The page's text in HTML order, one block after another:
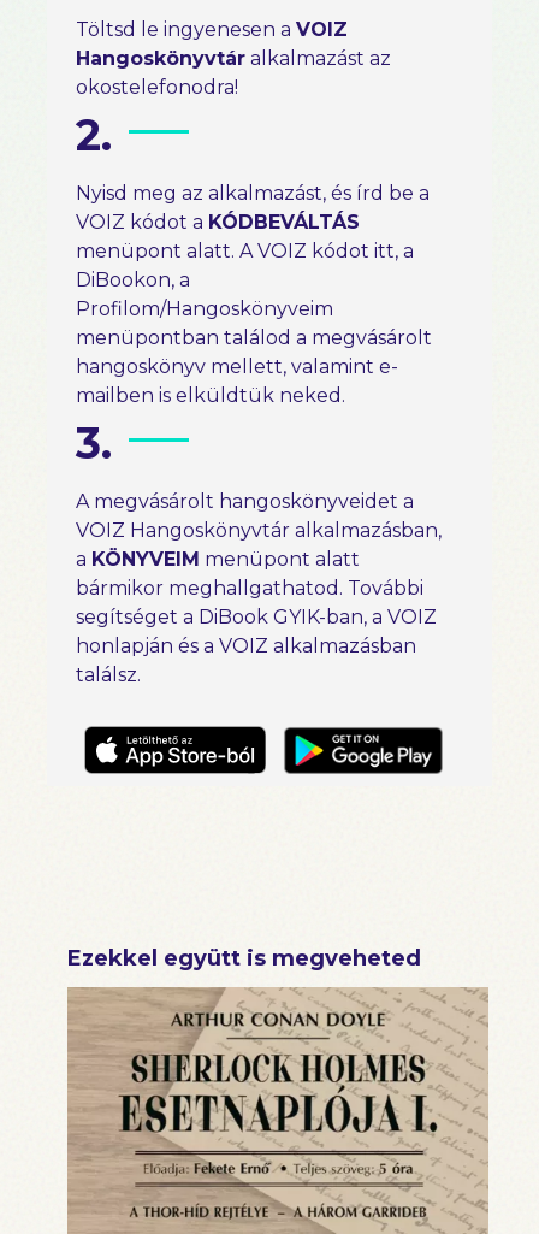
Töltsd le ingyenesen a VOIZ
Hangoskönyvtár alkalmazást az
okostelefonodra!
2.
Nyisd meg az alkalmazást, és írd be a
VOIZ kódot a KÓDBEVÁLTÁS
menüpont alatt. A VOIZ kódot itt, a
DiBookon, a
Profilom/Hangoskönyveim
menüpontban találod a megvásárolt
hangoskönyv mellett, valamint e-
mailben is elküldtük neked.
3.
A megvásárolt hangoskönyveidet a
VOIZ Hangoskönyvtár alkalmazásban,
a KÖNYVEIM menüpont alatt
bármikor meghallgathatod. További
segítséget a DiBook GYIK-ban, a VOIZ
honlapján és a VOIZ alkalmazásban
találsz.
Ezekkel együtt is megveheted